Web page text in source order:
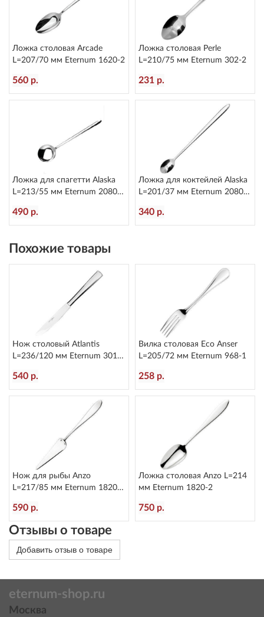
Ложка столовая Arcade
L=207/70 мм Eternum 1620-2
560 р.
Ложка столовая Perle
L=210/75 мм Eternum 302-2
231 р.
Ложка для спагетти Alaska
L=213/55 мм Eternum 2080-
490 р.
Ложка для коктейлей Alaska
L=201/37 мм Eternum 2080-
340 р.
Похожие товары
Нож столовый Atlantis
L=236/120 мм Eternum 3010-
540 р.
Вилка столовая Eco Anser
L=205/72 мм Eternum 968-1
258 р.
Нож для рыбы Anzo
L=217/85 мм Eternum 1820-
590 р.
Ложка столовая Anzo L=214
мм Eternum 1820-2
750 р.
Отзывы о товаре
Добавить отзыв о товаре
eternum-shop.ru
Москва